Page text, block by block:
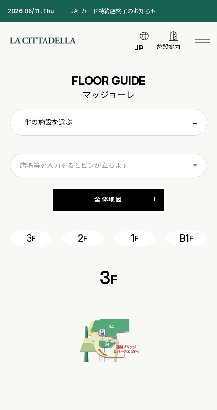
2026 06/11 .Thu JALカード特約店終了のお知らせ
JP 施設案内
FLOOR GUIDE
マッジョーレ
他の施設を選ぶ
店名等を入力するとピンが立ちます
全体地図
3F 2F 1F B1F
3F